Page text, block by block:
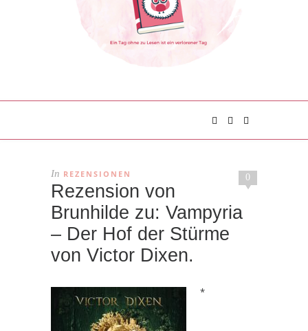
0
In REZENSIONEN
Rezension von
Brunhilde zu: Vampyria
– Der Hof der Stürme
von Victor Dixen.
*